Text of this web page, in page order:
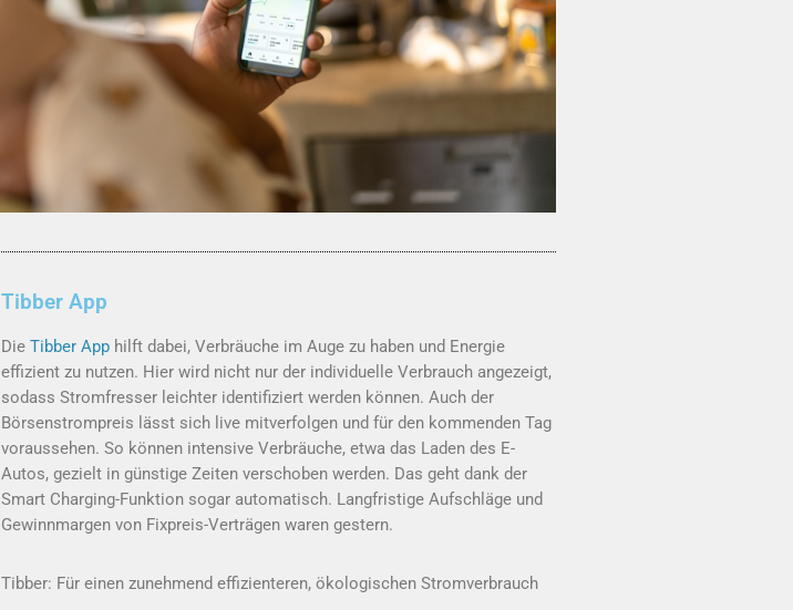
Tibber App
DieTibber Apphilft dabei, Verbräuche im Auge zu haben und Energie
effizient zu nutzen. Hier wird nicht nur der individuelle Verbrauch angezeigt,
sodass Stromfresser leichter identifiziert werden können. Auch der
Börsenstrompreis lässt sich live mitverfolgen und für den kommenden Tag
voraussehen. So können intensive Verbräuche, etwa das Laden des E-
Autos, gezielt in günstige Zeiten verschoben werden. Das geht dank der
Smart Charging-Funktion sogar automatisch. Langfristige Aufschläge und
Gewinnmargen von Fixpreis-Verträgen waren gestern.
Tibber: Für einen zunehmend effizienteren, ökologischen Stromverbrauch